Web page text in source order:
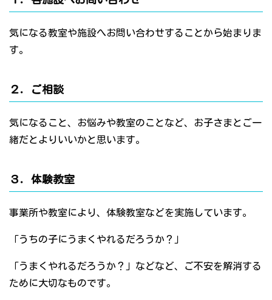
気になる教室や施設へお問い合わせすることから始まりま
す。
２．ご相談
気になること、お悩みや教室のことなど、お子さまとご一
緒だとよりいいかと思います。
３．体験教室
事業所や教室により、体験教室などを実施しています。
「うちの子にうまくやれるだろうか？」
「うまくやれるだろうか？」などなど、ご不安を解消する
ために大切なものです。